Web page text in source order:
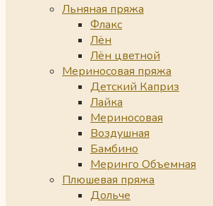
Льняная пряжа
Флакс
Лён
Лён цветной
Мериносовая пряжа
Детский Каприз
Лайка
Мериносовая
Воздушная
Бамбино
Меринго Объемная
Плюшевая пряжа
Дольче